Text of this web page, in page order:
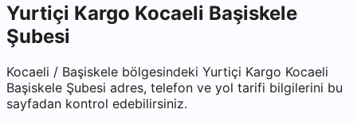
Yurtiçi Kargo Kocaeli Başiskele
Şubesi
Kocaeli / Başiskele bölgesindeki Yurtiçi Kargo Kocaeli
Başiskele Şubesi adres, telefon ve yol tarifi bilgilerini bu
sayfadan kontrol edebilirsiniz.